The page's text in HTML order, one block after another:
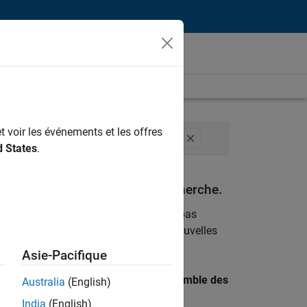
technique Expérience utilisateur
à vos critères de recherche.
. Si malgré tout vous ne trouvez pas
pour vous tenir au courant des nouvelles
par lieu pour trouver l’ensemble des
voir les événements et les offres
States.
Asie-Pacifique
Australia (English)
India (English)